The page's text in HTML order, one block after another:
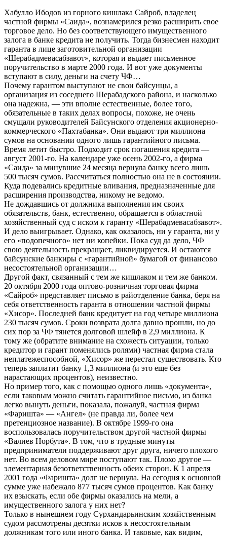
Хабулло Ибодов из горного кишлака Сайроб, владелец
частной фирмы «Саида», вознамерился резко расширить свое
торговое дело. Но без соответствующего имущественного
залога в банке кредита не получить. Тогда бизнесмен находит
гаранта в лице заготовительной организации
«Шерабадмевасабзавот», которая и выдает письменное
поручительство в марте 2000 года. И вот уже документы
вступают в силу, деньги на счету ЧФ…
Почему гарантом выступают не свои байсунцы, а
организация из соседнего Шерабадского района, и насколько
она надежна, — эти вполне естественные, более того,
обязательные в таких делах вопросы, похоже, не очень
смущали руководителей Байсунского отделения акционерно-
коммерческого «Пахтабанка». Они выдают три миллиона
сумов на основании одного лишь гарантийного письма.
Время летит быстро. Подходит срок погашения кредита —
август 2001-го. На календаре уже осень 2002-го, а фирма
«Саида» за минувшие 24 месяца вернула банку всего лишь
500 тысяч сумов. Рассчитаться полностью она не в состоянии.
Куда подевались кредитные вливания, предназначенные для
расширения производства, никому не ведомо.
Не дождавшись от должника выполнения им своих
обязательств, банк, естественно, обращается в областной
хозяйственный суд с иском к гаранту «Шерабадмевасабзавот».
И дело выигрывает. Однако, как оказалось, ни у гаранта, ни у
его «подопечного» нет ни копейки. Пока суд да дело, ЧФ
свою деятельность прекращает, ликвидируется. И остаются
байсунские банкиры с «гарантийной» бумагой от финансово
несостоятельной организации…
Другой факт, связанный с тем же кишлаком и тем же банком.
20 октября 2000 года оптово-розничная торговая фирма
«Сайроб» представляет письмо в райотделение банка, беря на
себя ответственность гаранта в отношении частной фирмы
«Хисор». Последней банк кредитует на год четыре миллиона
230 тысяч сумов. Сроки возврата долга давно прошли, но до
сих пор за ЧФ тянется долговой шлейф в 2,9 миллиона. К
тому же (обратите внимание на схожесть ситуации, только
кредитор и гарант поменялись ролями) частная фирма стала
неплатежеспособной, «Хисор» же перестал существовать. Кто
теперь заплатит банку 1,3 миллиона (и это еще без
нарастающих процентов), неизвестно.
Но пример того, как с помощью одного лишь «документа»,
если таковым можно считать гарантийное письмо, из банка
легко вынуть деньги, показала, пожалуй, частная фирма
«Фаришта» — «Ангел» (не правда ли, более чем
претенциозное название). В октябре 1999-го она
воспользовалась поручительством другой частной фирмы
«Валиев Норбута». В том, что в трудные минуты
предприниматели поддерживают друг друга, ничего плохого
нет. Во всем деловом мире поступают так. Плохо другое —
элементарная безответственность обеих сторон. К 1 апреля
2001 года «Фаришта» долг не вернула. На сегодня к основной
сумме уже набежало 877 тысяч сумов процентов. Как банку
их взыскать, если обе фирмы оказались на мели, а
имущественного залога у них нет?
Только в нынешнем году Сурхандарьинским хозяйственным
судом рассмотрены десятки исков к несостоятельным
должникам того или иного банка. И таковые, как видим,